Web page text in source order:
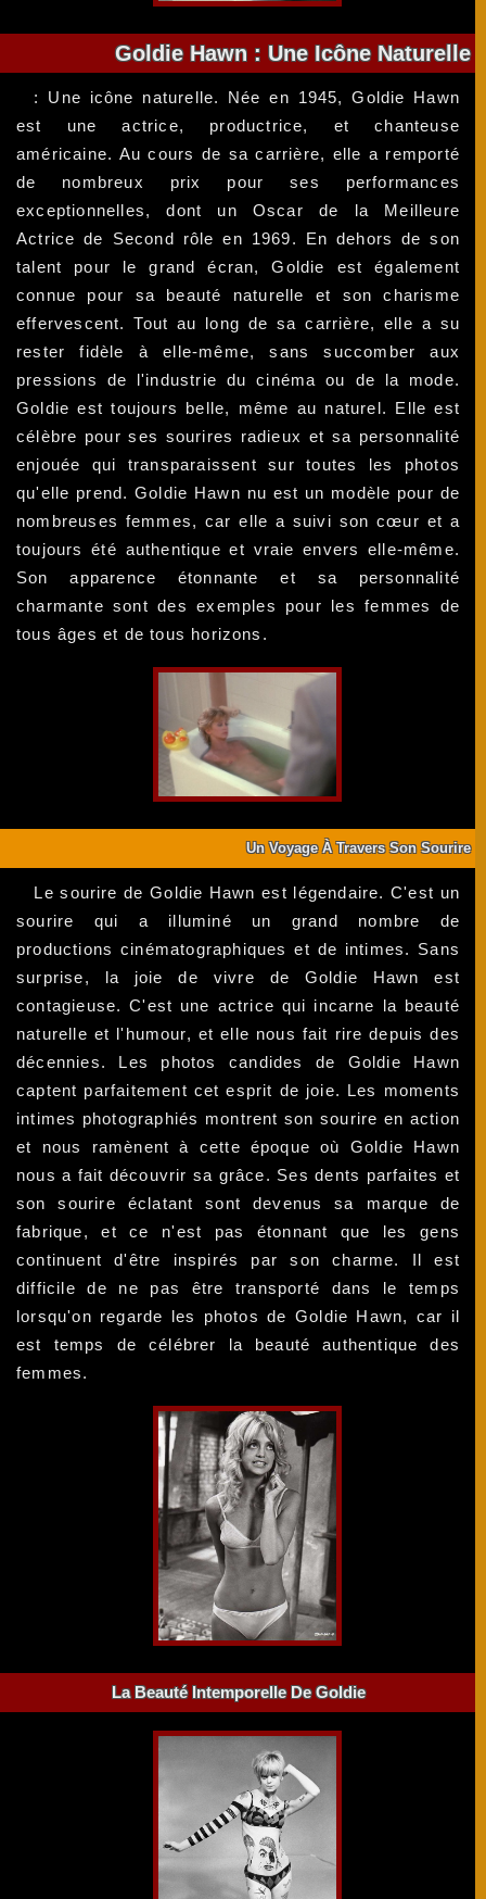
Goldie Hawn : Une Icône Naturelle
: Une icône naturelle. Née en 1945, Goldie Hawn
est une actrice, productrice, et chanteuse
américaine. Au cours de sa carrière, elle a remporté
de nombreux prix pour ses performances
exceptionnelles, dont un Oscar de la Meilleure
Actrice de Second rôle en 1969. En dehors de son
talent pour le grand écran, Goldie est également
connue pour sa beauté naturelle et son charisme
effervescent. Tout au long de sa carrière, elle a su
rester fidèle à elle-même, sans succomber aux
pressions de l'industrie du cinéma ou de la mode.
Goldie est toujours belle, même au naturel. Elle est
célèbre pour ses sourires radieux et sa personnalité
enjouée qui transparaissent sur toutes les photos
qu'elle prend. Goldie Hawn nu est un modèle pour de
nombreuses femmes, car elle a suivi son cœur et a
toujours été authentique et vraie envers elle-même.
Son apparence étonnante et sa personnalité
charmante sont des exemples pour les femmes de
tous âges et de tous horizons.
Un Voyage À Travers Son Sourire
Le sourire de Goldie Hawn est légendaire. C'est un
sourire qui a illuminé un grand nombre de
productions cinématographiques et de intimes. Sans
surprise, la joie de vivre de Goldie Hawn est
contagieuse. C'est une actrice qui incarne la beauté
naturelle et l'humour, et elle nous fait rire depuis des
décennies. Les photos candides de Goldie Hawn
captent parfaitement cet esprit de joie. Les moments
intimes photographiés montrent son sourire en action
et nous ramènent à cette époque où Goldie Hawn
nous a fait découvrir sa grâce. Ses dents parfaites et
son sourire éclatant sont devenus sa marque de
fabrique, et ce n'est pas étonnant que les gens
continuent d'être inspirés par son charme. Il est
difficile de ne pas être transporté dans le temps
lorsqu'on regarde les photos de Goldie Hawn, car il
est temps de célébrer la beauté authentique des
femmes.
La Beauté Intemporelle De Goldie